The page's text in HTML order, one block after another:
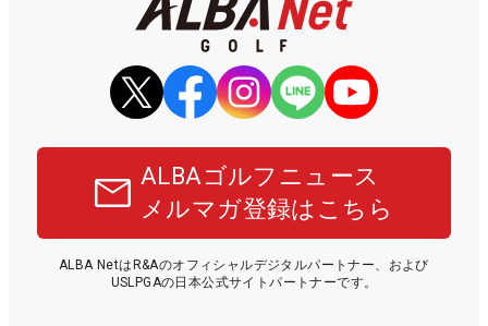
ALBAゴルフニュース
メルマガ登録はこちら
ALBA NetはR&Aのオフィシャルデジタルパートナー、および
USLPGAの日本公式サイトパートナーです。